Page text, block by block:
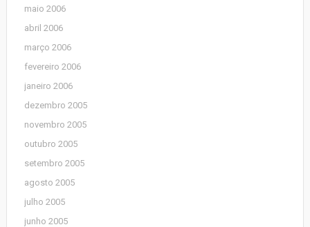
maio 2006
abril 2006
março 2006
fevereiro 2006
janeiro 2006
dezembro 2005
novembro 2005
outubro 2005
setembro 2005
agosto 2005
julho 2005
junho 2005